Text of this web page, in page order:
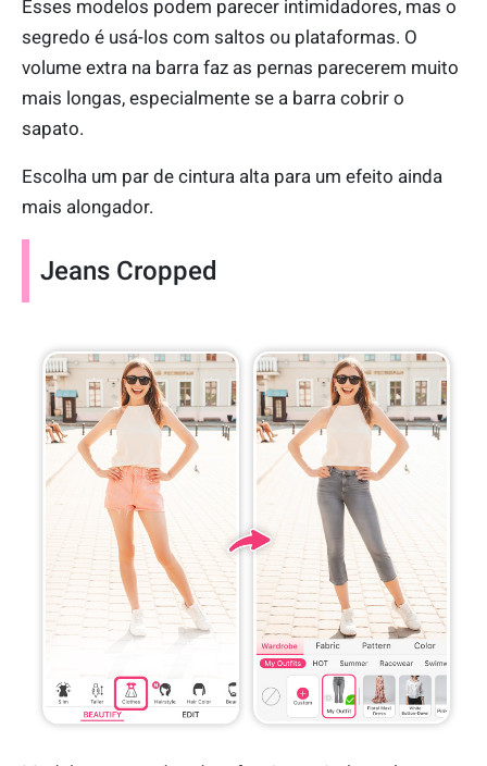
Esses modelos podem parecer intimidadores, mas o
segredo é usá-los com saltos ou plataformas. O
volume extra na barra faz as pernas parecerem muito
mais longas, especialmente se a barra cobrir o
sapato.
Escolha um par de cintura alta para um efeito ainda
mais alongador.
Jeans Cropped